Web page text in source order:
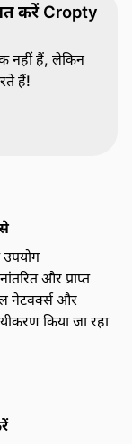
करें Cropty
नहीं हैं, लेकिन
हैं!
और प्राप्त
नेटवर्क्स और
किया जा रहा